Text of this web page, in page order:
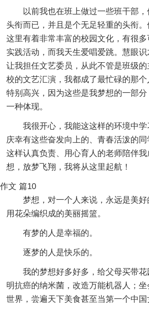
以前我也在班上做过一些班干部
头衔而已，并且是个无足轻重的头衔。
这里有着非常丰富的校园文化，有很
实践活动，而我天生爱唱爱跳。慧眼
让我担任文艺委员，从此不管是班级
校的文艺汇演，我都成了最忙碌的那
特别高兴，因为这些是我梦想的一部
一种体现。
我很开心，我能这这样的环境中
庆幸有这些奋发向上的、青春活泼的
这样认真负责、用心育人的老师陪伴
想，放梦飞翔，我将从这里起航！
作文 篇10
梦想，对一个人来说，永远是美好
用花朵编织成的美丽摇篮。
有梦的人是幸福的。
逐梦的人是快乐的。
我的梦想好多好多，给父母买带
明抗癌的纳米菌，改造万能机器人；
世界，尝遍天下美食甚至当第一个中